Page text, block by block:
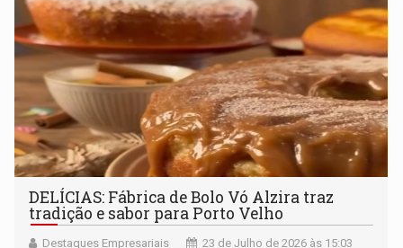
DELÍCIAS: Fábrica de Bolo Vó Alzira traz
tradição e sabor para Porto Velho
Destaques Empresariais 23 de Julho de 2026 às 15:03